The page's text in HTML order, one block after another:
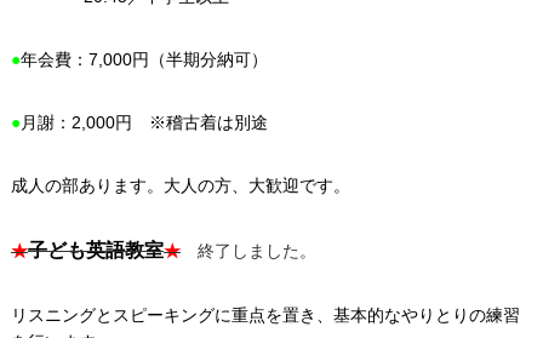
●年会費：7,000円（半期分納可）
●月謝：2,000円 ※稽古着は別途
成人の部あります。大人の方、大歓迎です。
★子ども英語教室★終了しました。
リスニングとスピーキングに重点を置き、基本的なやりとりの練習